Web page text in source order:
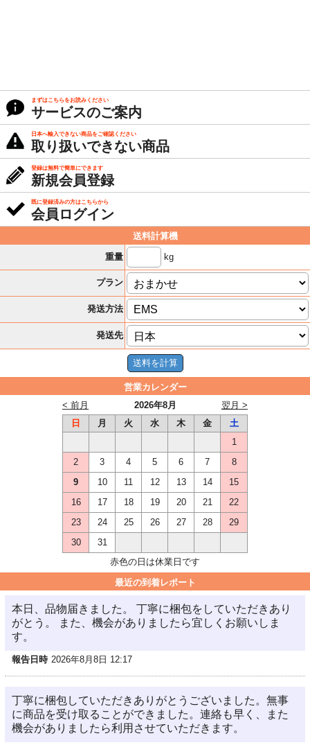
まずはこちらをお読みください
サービスのご案内
日本へ輸入できない商品をご確認ください
取り扱いできない商品
登録は無料で簡単にできます
新規会員登録
既に登録済みの方はこちらから
会員ログイン
送料計算機
重量
kg
プラン
発送方法
発送先
営業カレンダー
2026年8月
< 前月
翌月 >
日
月 火 水 木 金
土
1
2
3 4 5 6 7
8
9
10 11 12 13 14
15
16
17 18 19 20 21
22
23
24 25 26 27 28
29
30
31
赤色の日は休業日です
最近の到着レポート
本日、品物届きました。 丁寧に梱包をしていただきあり
がとう。 また、機会がありましたら宜しくお願いしま
す。
報告日時 2026年8月8日 12:17
丁寧に梱包していただきありがとうございました。無事
に商品を受け取ることができました。連絡も早く、また
機会がありましたら利用させていただきます。